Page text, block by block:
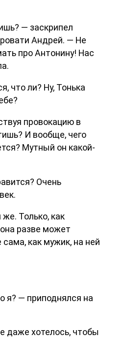
— заскрипел
Андрей. — Не
про Антонину! Нас
что ли? Ну, Тонька
провокацию в
И вообще, чего
Мутный он какой-
Очень
Только, как
разве может
как мужик, на ней
я? — приподнялся на
даже хотелось, чтобы